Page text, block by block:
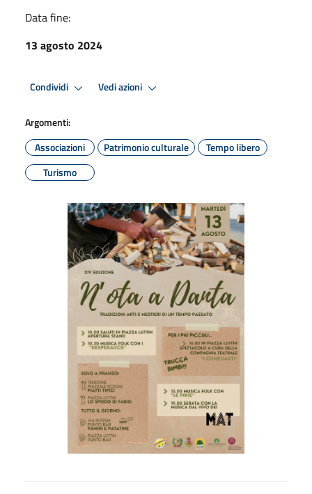
Data fine:
13 agosto 2024
Condividi Vedi azioni
Argomenti:
Associazioni
Patrimonio culturale
Tempo libero
Turismo